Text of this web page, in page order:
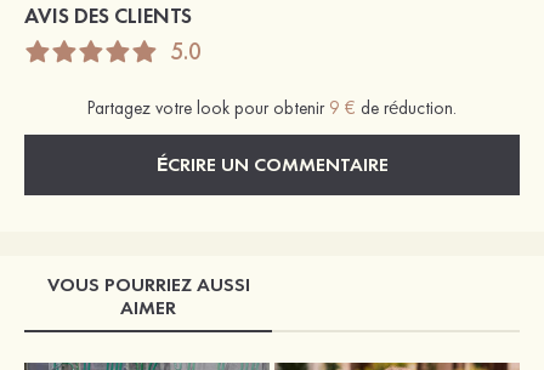
AVIS DES CLIENTS
5.0
Partagez votre look pour obtenir 9 € de réduction.
ÉCRIRE UN COMMENTAIRE
VOUS POURRIEZ AUSSI
AIMER